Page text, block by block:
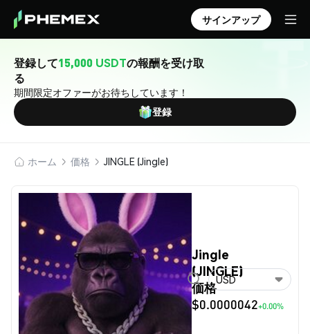
サインアップ
登録して15,000 USDTの報酬を受け取
る
期間限定オファーがお待ちしています！
登録
ホーム 価格 JINGLE (Jingle)
Jingle
(JINGLE)
価格
$0.0000042+0.00%
USD